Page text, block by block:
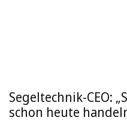
Segeltechnik-CEO:
schon heute